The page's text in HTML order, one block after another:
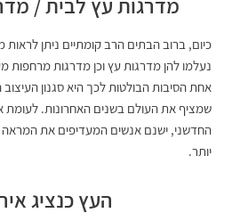
כיום, ברוב הבתים הרב קומתיים ניתן
נעלמו להן מדרגות עץ וכן מדרגות מרחפות
אחת הסיבות הבולטות לכך היא סגנון
שמציף את העולם בשנים האחרונות.
החדשני, ישנם אנשים המעדיפים את המראה
יותר.
העץ כנציג